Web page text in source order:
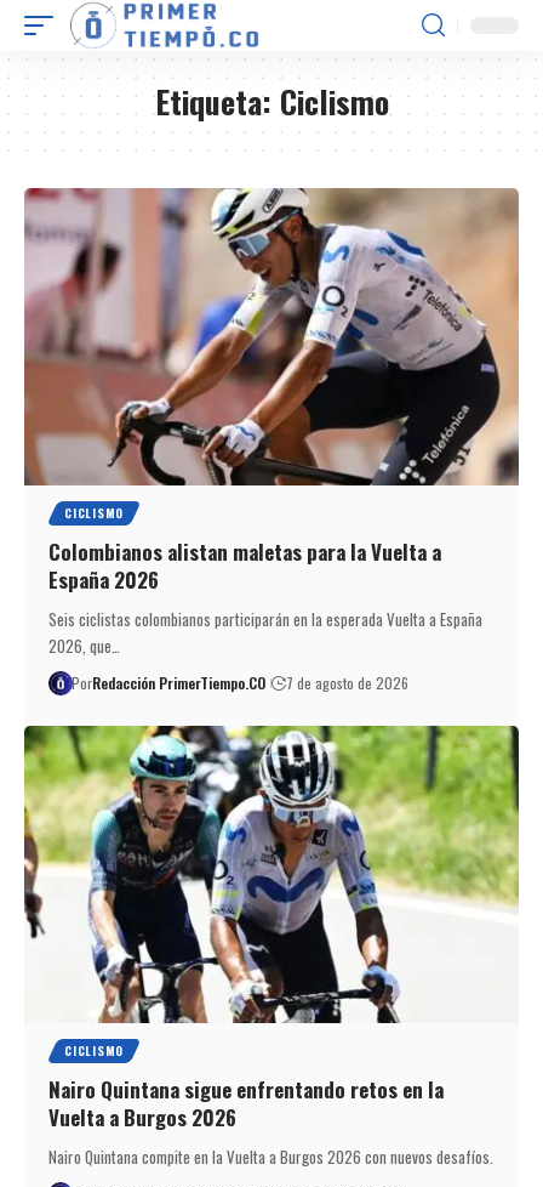
Etiqueta: Ciclismo
CICLISMO
Colombianos alistan maletas para la Vuelta a
España 2026
Seis ciclistas colombianos participarán en la esperada Vuelta a España
2026, que…
PorRedacción PrimerTiempo.CO 7 de agosto de 2026
CICLISMO
Nairo Quintana sigue enfrentando retos en la
Vuelta a Burgos 2026
Nairo Quintana compite en la Vuelta a Burgos 2026 con nuevos desafíos.